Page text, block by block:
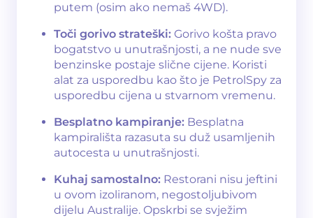
putem (osim ako nemaš 4WD).
Toči gorivo strateški: Gorivo košta pravo
bogatstvo u unutrašnjosti, a ne nude sve
benzinske postaje slične cijene. Koristi
alat za usporedbu kao što je PetrolSpy za
usporedbu cijena u stvarnom vremenu.
Besplatno kampiranje: Besplatna
kampirališta razasuta su duž usamljenih
autocesta u unutrašnjosti.
Kuhaj samostalno: Restorani nisu jeftini
u ovom izoliranom, negostoljubivom
dijelu Australije. Opskrbi se svježim